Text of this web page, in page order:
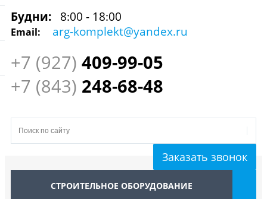
Будни:
8:00 - 18:00
Email: arg-komplekt@yandex.ru
+7 (927) 409-99-05
+7 (843) 248-68-48
Заказать звонок
СТРОИТЕЛЬНОЕ ОБОРУДОВАНИЕ